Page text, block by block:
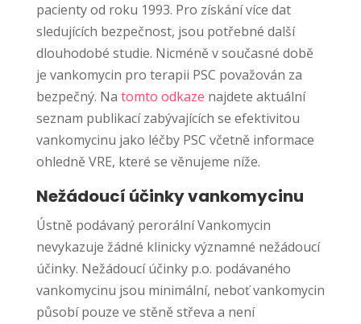
pacienty od roku 1993. Pro získání více dat
sledujících bezpečnost, jsou potřebné další
dlouhodobé studie. Nicméně v současné době
je vankomycin pro terapii PSC považován za
bezpečný. Na tomto odkaze najdete aktuální
seznam publikací zabývajících se efektivitou
vankomycinu jako léčby PSC včetně informace
ohledně VRE, které se věnujeme níže.
Nežádoucí účinky vankomycinu
Ústně podávaný perorální Vankomycin
nevykazuje žádné klinicky významné nežádoucí
účinky. Nežádoucí účinky p.o. podávaného
vankomycinu jsou minimální, neboť vankomycin
působí pouze ve stěně střeva a není